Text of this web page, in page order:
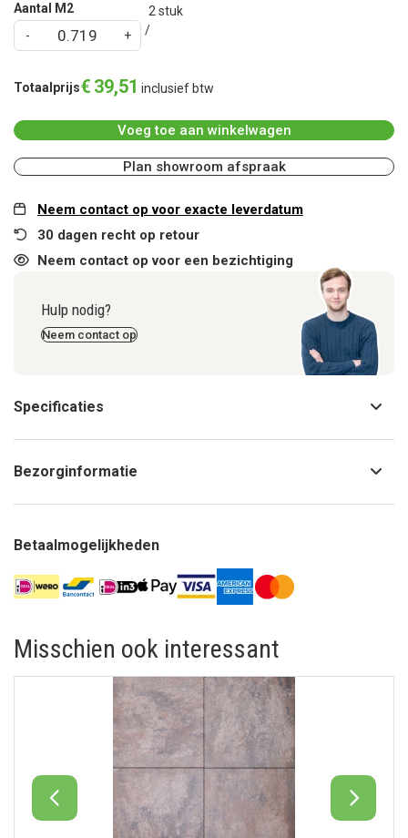
Aantal M2 2 stuk
Totaalprijs€ 39,51 inclusief btw
Voeg toe aan winkelwagen
Plan showroom afspraak
Neem contact op voor exacte leverdatum
30 dagen recht op retour
Neem contact op voor een bezichtiging
Hulp nodig?
Neem contact op
Specificaties
Bezorginformatie
Betaalmogelijkheden
Misschien ook interessant